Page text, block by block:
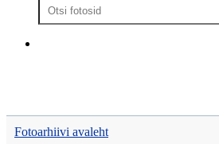
Fotoarhiivi avaleht